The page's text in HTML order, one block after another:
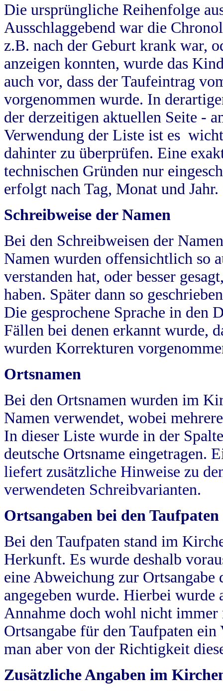
Die ursprüngliche Reihenfolge
Ausschlaggebend war die
z.B. nach der Geburt krank war,
anzeigen konnten, wurde das
auch vor, dass der Taufeintrag
vorgenommen wurde. In
der derzeitigen aktuellen Seite -
Verwendung der Liste ist es
dahinter zu überprüfen. Eine
technischen Gründen nur
erfolgt nach Tag, Monat und Jahr.
Schreibweise der Namen
Bei den Schreibweisen der
Namen wurden offensichtlich so
verstanden hat, oder besser
haben. Später dann so
Die gesprochene Sprache in
Fällen bei denen erkannt wurde,
wurden Korrekturen
Ortsnamen
Bei den Ortsnamen wurden im
Namen verwendet, wobei
In dieser Liste wurde in der
deutsche Ortsname eingetragen.
liefert zusätzliche Hinweise zu
verwendeten Schreibvarianten.
Ortsangaben bei den Taufpaten
Bei den Taufpaten stand im
Herkunft. Es wurde deshalb
eine Abweichung zur
angegeben wurde. Hierbei wurde
Annahme doch wohl nicht
Ortsangabe für den Taufpaten
man aber von der Richtigkeit
Zusätzliche Angaben im